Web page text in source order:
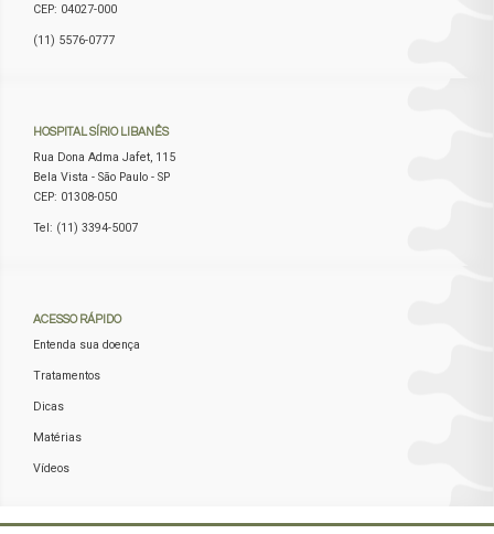
CEP: 04027-000
(11) 5576-0777
HOSPITALSÍRIO LIBANÊS
Rua Dona Adma Jafet, 115
Bela Vista - São Paulo - SP
CEP: 01308-050
Tel: (11) 3394-5007
ACESSO RÁPIDO
Entenda sua doença
Tratamentos
Dicas
Matérias
Vídeos